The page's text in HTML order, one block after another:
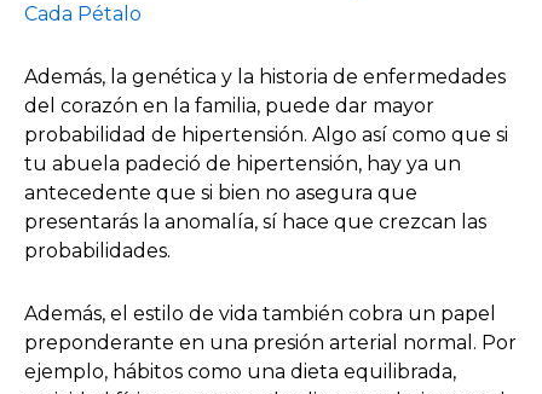
Cada Pétalo
Además, la genética y la historia de enfermedades
del corazón en la familia, puede dar mayor
probabilidad de hipertensión. Algo así como que si
tu abuela padeció de hipertensión, hay ya un
antecedente que si bien no asegura que
presentarás la anomalía, sí hace que crezcan las
probabilidades.
Además, el estilo de vida también cobra un papel
preponderante en una presión arterial normal. Por
ejemplo, hábitos como una dieta equilibrada,